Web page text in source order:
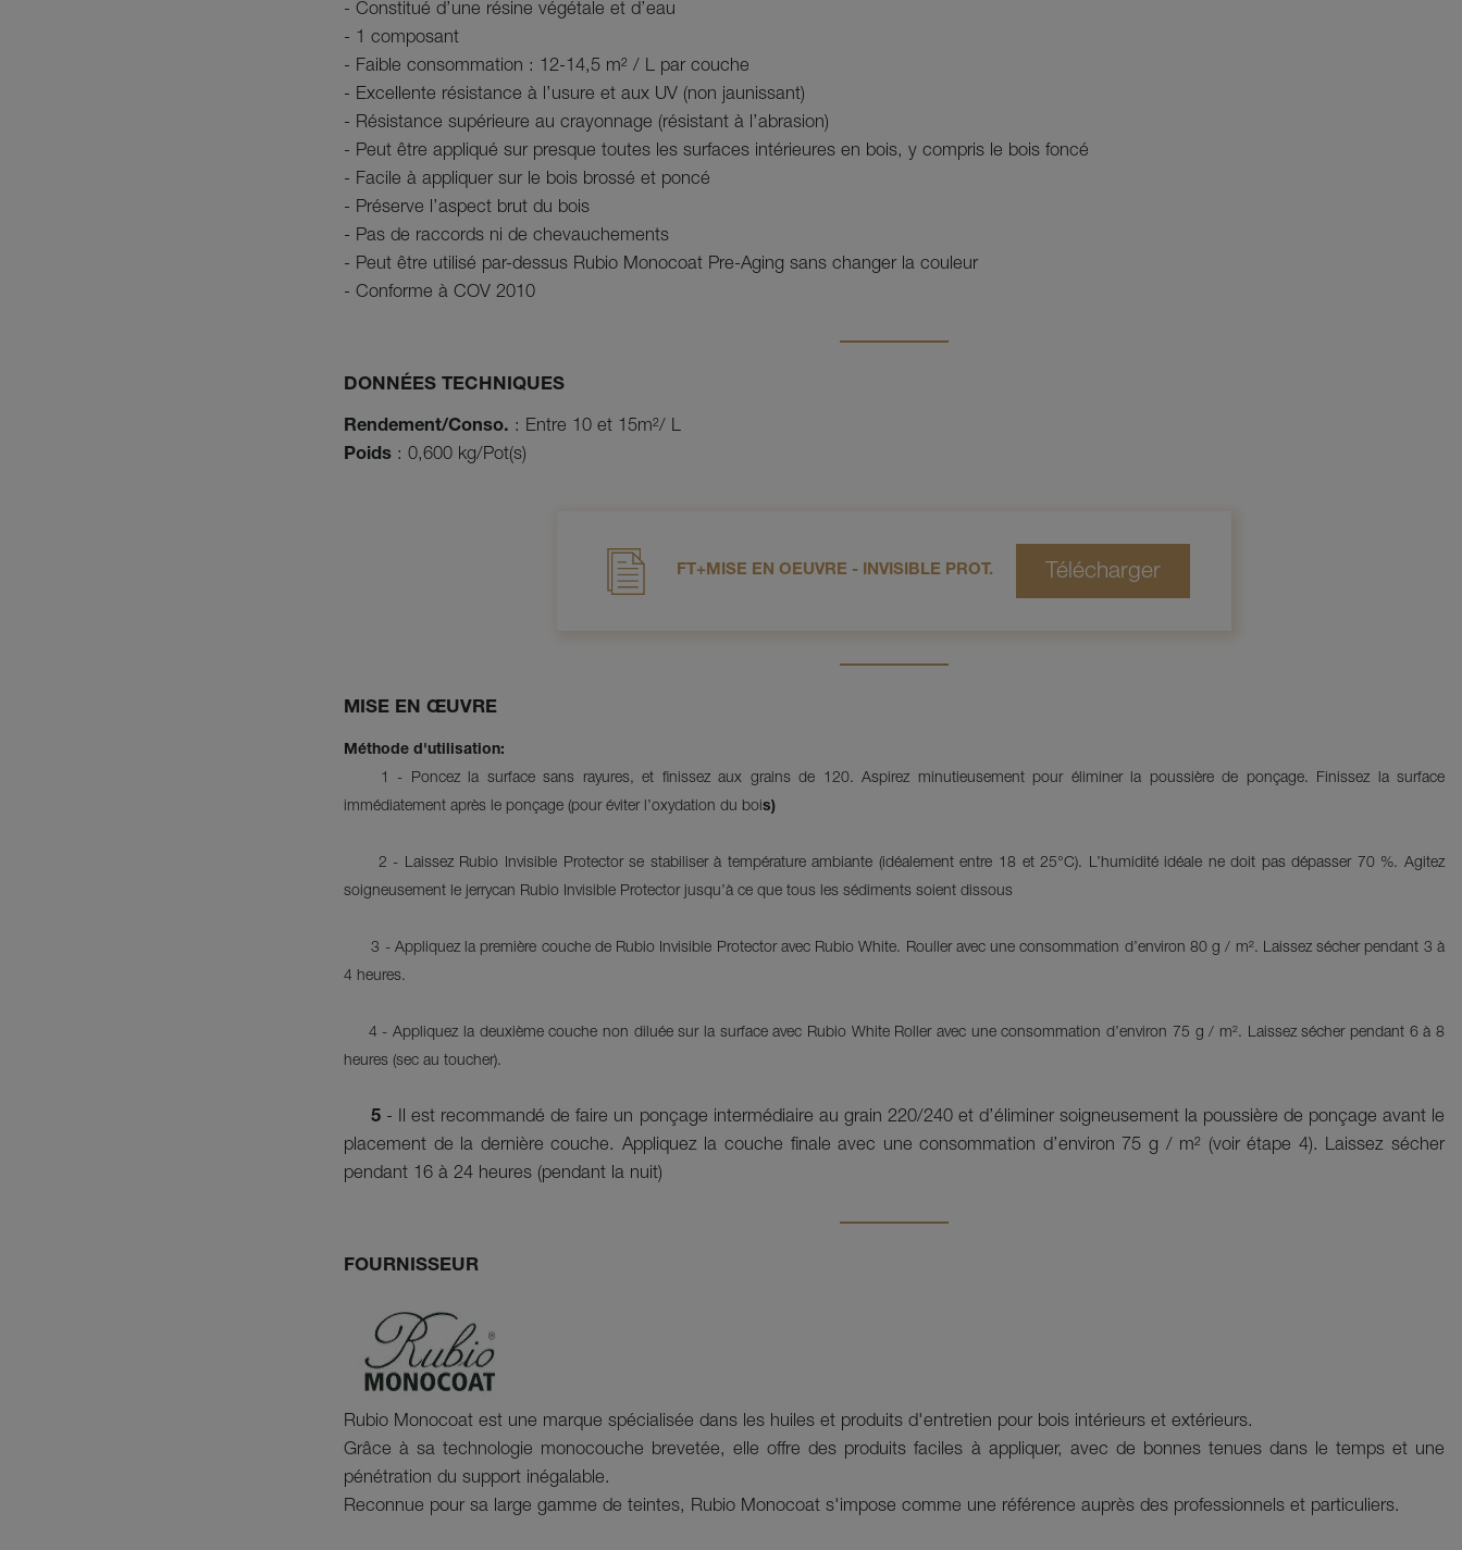
- Constitué d’une résine végétale et d’eau
- 1 composant
- Faible consommation : 12-14,5 m² / L par couche
- Excellente résistance à l’usure et aux UV (non jaunissant)
- Résistance supérieure au crayonnage (résistant à l’abrasion)
- Peut être appliqué sur presque toutes les surfaces intérieures en bois, y compris le bois foncé
- Facile à appliquer sur le bois brossé et poncé
- Préserve l’aspect brut du bois
- Pas de raccords ni de chevauchements
- Peut être utilisé par-dessus Rubio Monocoat Pre-Aging sans changer la couleur
- Conforme à COV 2010
DONNÉES TECHNIQUES
Rendement/Conso. : Entre 10 et 15m²/ L
Poids : 0,600 kg/Pot(s)
FT+MISE EN OEUVRE - INVISIBLE PROT.
MISE EN ŒUVRE
Méthode d'utilisation:
1 - Poncez la surface sans rayures, et finissez aux grains de 120. Aspirez minutieusement pour éliminer la poussière de ponçage. Finissez la surface
immédiatement après le ponçage (pour éviter l’oxydation du bois)
2 - Laissez Rubio Invisible Protector se stabiliser à température ambiante (idéalement entre 18 et 25°C). L’humidité idéale ne doit pas dépasser 70 %. Agitez
soigneusement le jerrycan Rubio Invisible Protector jusqu’à ce que tous les sédiments soient dissous
3 - Appliquez la première couche de Rubio Invisible Protector avec Rubio White. Rouller avec une consommation d’environ 80 g / m². Laissez sécher pendant 3 à
4 heures.
4 - Appliquez la deuxième couche non diluée sur la surface avec Rubio White Roller avec une consommation d’environ 75 g / m². Laissez sécher pendant 6 à 8
heures (sec au toucher).
5 - Il est recommandé de faire un ponçage intermédiaire au grain 220/240 et d’éliminer soigneusement la poussière de ponçage avant le
placement de la dernière couche. Appliquez la couche finale avec une consommation d’environ 75 g / m² (voir étape 4). Laissez sécher
pendant 16 à 24 heures (pendant la nuit)
FOURNISSEUR
Rubio Monocoat est une marque spécialisée dans les huiles et produits d'entretien pour bois intérieurs et extérieurs.
Grâce à sa technologie monocouche brevetée, elle offre des produits faciles à appliquer, avec de bonnes tenues dans le temps et une
pénétration du support inégalable.
Reconnue pour sa large gamme de teintes, Rubio Monocoat s'impose comme une référence auprès des professionnels et particuliers.